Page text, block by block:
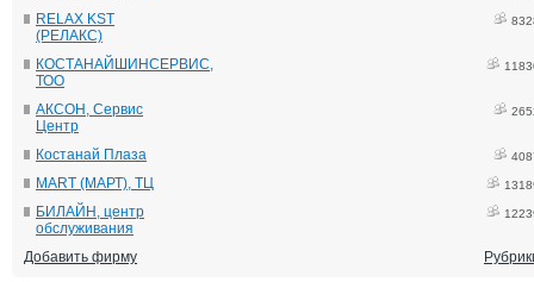
RELAX KST
(РЕЛАКС)
КОСТАНАЙШИНСЕРВИС,
ТОО
АКСОН, Сервис
Центр
Костанай Плаза
MART (МАРТ), ТЦ
БИЛАЙН, центр
обслуживания
Добавить фирму